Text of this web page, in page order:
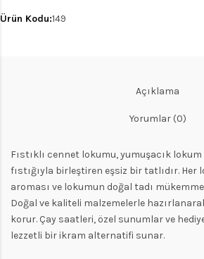
Ürün Kodu:149
Açıklama
Yorumlar (0)
Fıstıklı cennet lokumu, yumuşacık
fıstığıyla birleştiren eşsiz bir tatlıdır. Her
aroması ve lokumun doğal tadı
Doğal ve kaliteli malzemelerle
korur. Çay saatleri, özel sunumlar ve
lezzetli bir ikram alternatifi sunar.